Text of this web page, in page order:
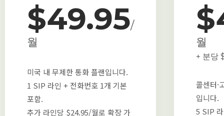
$49.95/
월
미국 내 무제한 통화 플랜입니다.
1 SIP 라인 + 전화번호 1개 기본
포함.
추가 라인당 $24.95/월로 확장 가
월
+ 분당
콜센터·
입니다.
5 SIP